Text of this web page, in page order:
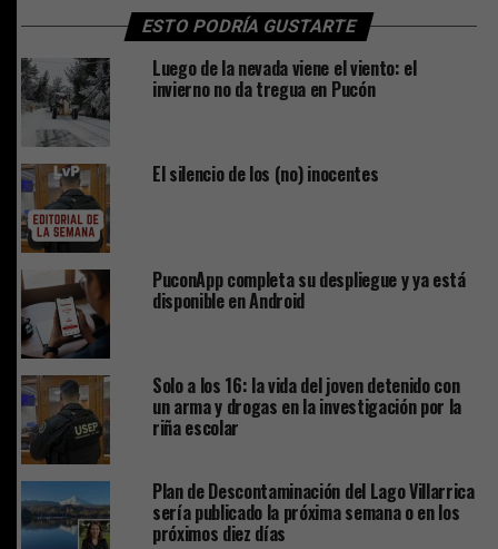
ESTO PODRÍA GUSTARTE
Luego de la nevada viene el viento: el
invierno no da tregua en Pucón
El silencio de los (no) inocentes
PuconApp completa su despliegue y ya está
disponible en Android
Solo a los 16: la vida del joven detenido con
un arma y drogas en la investigación por la
riña escolar
Plan de Descontaminación del Lago Villarrica
sería publicado la próxima semana o en los
próximos diez días